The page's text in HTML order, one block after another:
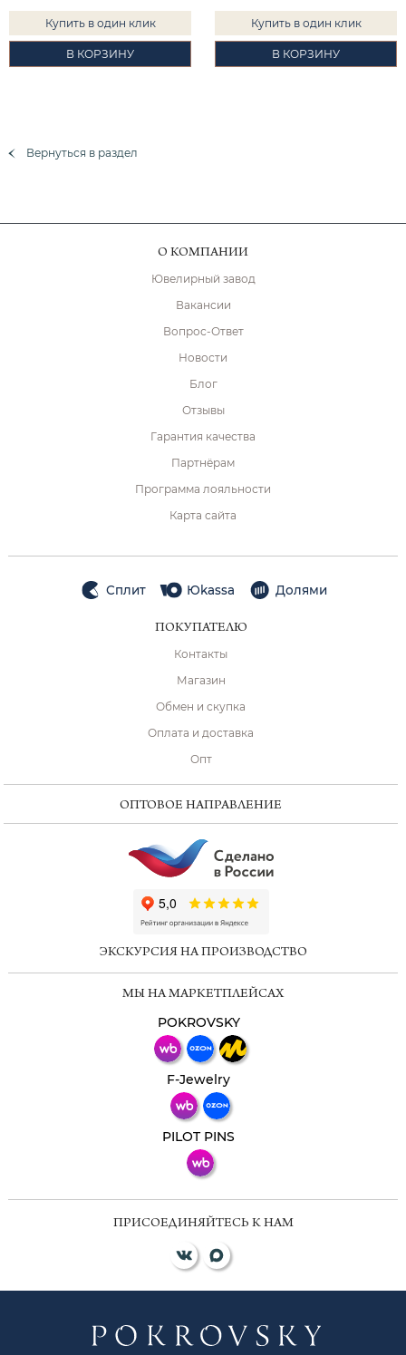
Купить в один клик
В КОРЗИНУ
Купить в один клик
В КОРЗИНУ
Вернуться в раздел
О КОМПАНИИ
Ювелирный завод
Вакансии
Вопрос-Ответ
Новости
Блог
Отзывы
Гарантия качества
Партнёрам
Программа лояльности
Карта сайта
Сплит Юkassa Долями
ПОКУПАТЕЛЮ
Контакты
Магазин
Обмен и скупка
Оплата и доставка
Опт
ОПТОВОЕ НАПРАВЛЕНИЕ
ЭКСКУРСИЯ НА ПРОИЗВОДСТВО
МЫ НА МАРКЕТПЛЕЙСАХ
POKROVSKY
F-Jewelry
PILOT PINS
ПРИСОЕДИНЯЙТЕСЬ К НАМ